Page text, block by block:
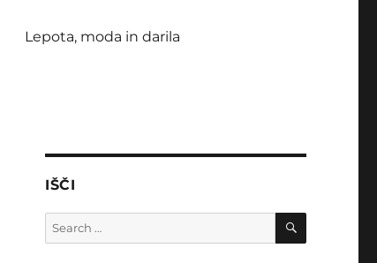
Lepota, moda in darila
IŠČI
Search
for:
SEARCH